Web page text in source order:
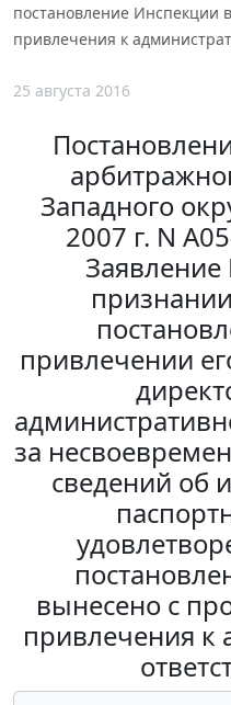
постановление Инспекции
привлечения к
25 августа 2016
Западного
2007 г. N
привлечении
за
сведений об
вынесено с
привлечения к